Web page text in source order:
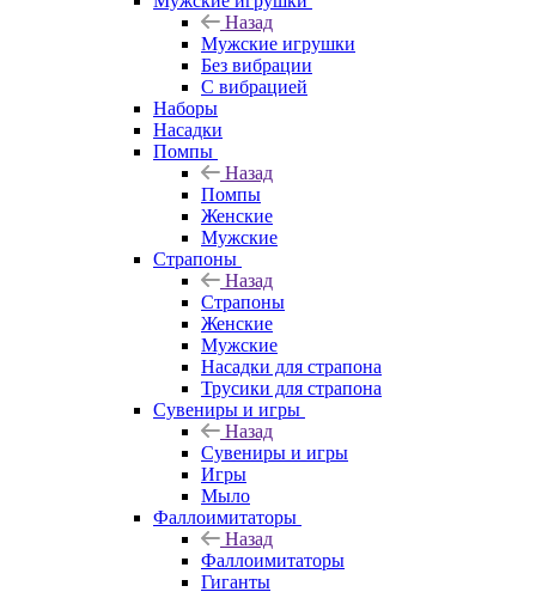
Назад
Мужские игрушки
Без вибрации
С вибрацией
Наборы
Насадки
Помпы
Назад
Помпы
Женские
Мужские
Страпоны
Назад
Страпоны
Женские
Мужские
Насадки для страпона
Трусики для страпона
Сувениры и игры
Назад
Сувениры и игры
Игры
Мыло
Фаллоимитаторы
Назад
Фаллоимитаторы
Гиганты